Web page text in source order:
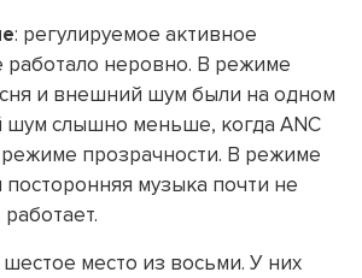
: регулируемое активное
неровно. В режиме
и внешний шум были на одном
слышно меньше, когда ANC
прозрачности. В режиме
музыка почти не
шестое место из восьми. У них